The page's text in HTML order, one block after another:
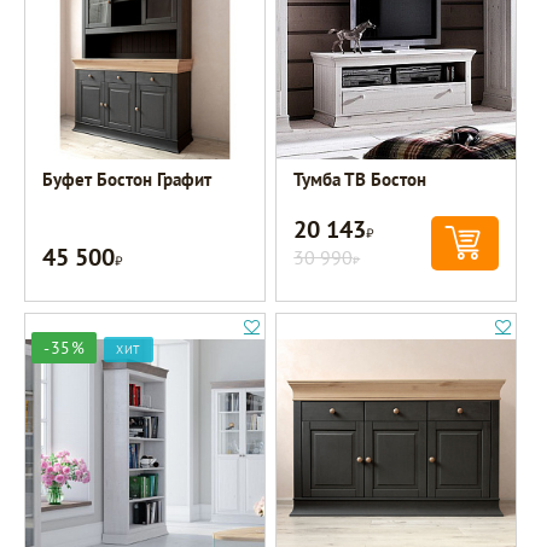
Буфет Бостон Графит
45 500Р
Тумба ТВ Бостон
20 143Р
30 990Р
-35% ХИТ